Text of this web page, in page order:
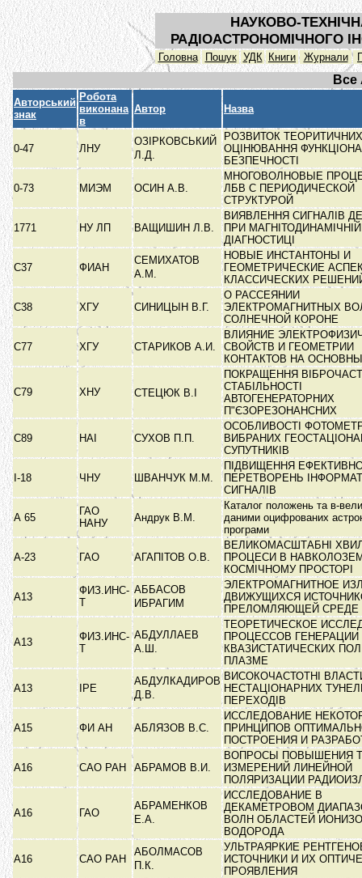
НАУКОВО-
РАДІОАСТРОНОМІЧНОГО
Головна Пошук УДК Книги Журнали
Все
Авторський
знак
Робота
виконана
в
Автор Назва
0-47 ЛНУ
ОЗІРКОВСЬКИЙ
Л.Д.
РОЗВИТОК
ОЦІНЮВАННЯ
БЕЗПЕЧНОСТІ
0-73 МИЭМ ОСИН А.В.
МНОГОВОЛНОВЫЕ
ЛБВ С ПЕРИОДИЧЕСКОЙ
СТРУКТУРОЙ
1771 НУ ЛП ВАЩИШИН Л.В.
ВИЯВЛЕННЯ СИГНАЛІВ
ПРИ МАГНІТОДИНАМІЧНІЙ
ДІАГНОСТИЦІ
C37 ФИАН
СЕМИХАТОВ
А.М.
НОВЫЕ ИНСТАНТОНЫ И
ГЕОМЕТРИЧЕСКИЕ
КЛАССИЧЕСКИХ
C38 ХГУ СИНИЦЫН В.Г.
О РАССЕЯНИИ
ЭЛЕКТРОМАГНИТНЫХ
СОЛНЕЧНОЙ КОРОНЕ
C77 ХГУ СТАРИКОВ А.И.
ВЛИЯНИЕ
СВОЙСТВ И ГЕОМЕТРИИ
КОНТАКТОВ НА
C79 ХНУ СТЕЦЮК В.І
ПОКРАЩЕННЯ
СТАБІЛЬНОСТІ
АВТОГЕНЕРАТОРНИХ
П"ЄЗОРЕЗОНАНСНИХ
C89 НАІ СУХОВ П.П.
ОСОБЛИВОСТІ
ВИБРАНИХ
СУПУТНИКІВ
I-18 ЧНУ ШВАНЧУК М.М.
ПІДВИЩЕННЯ
ПЕРЕТВОРЕНЬ
СИГНАЛІВ
А 65
ГАО
НАНУ
Андрук В.М.
Каталог положень та в-
даними оцифрованих
програми
А-23 ГАО АГАПІТОВ О.В.
ВЕЛИКОМАСШТАБНІ
ПРОЦЕСИ В
КОСМІЧНОМУ ПРОСТОРІ
А13
ФИЗ.ИНС-
Т
АББАСОВ
ИБРАГИМ
ЭЛЕКТРОМАГНИТНОЕ
ДВИЖУЩИХСЯ
ПРЕЛОМЛЯЮЩЕЙ СРЕДЕ
А13
ФИЗ.ИНС-
Т
АБДУЛЛАЕВ
А.Ш.
ТЕОРЕТИЧЕСКОЕ
ПРОЦЕССОВ ГЕНЕРАЦИИ
КВАЗИСТАТИЧЕСКИХ
ПЛАЗМЕ
А13 ІРЕ
АБДУЛКАДИРОВ
Д.В.
ВИСОКОЧАСТОТНІ
НЕСТАЦІОНАРНИХ
ПЕРЕХОДІВ
А15 ФИ АН АБЛЯЗОВ В.С.
ИССЛЕДОВАНИЕ
ПРИНЦИПОВ
ПОСТРОЕНИЯ И
А16 САО РАН АБРАМОВ В.И.
ВОПРОСЫ ПОВЫШЕНИЯ
ИЗМЕРЕНИЙ ЛИНЕЙНОЙ
ПОЛЯРИЗАЦИИ
А16 ГАО
АБРАМЕНКОВ
Е.А.
ИССЛЕДОВАНИЕ В
ДЕКАМЕТРОВОМ
ВОЛН ОБЛАСТЕЙ
ВОДОРОДА
А16 САО РАН
АБОЛМАСОВ
П.К.
УЛЬТРАЯРКИЕ
ИСТОЧНИКИ И ИХ
ПРОЯВЛЕНИЯ